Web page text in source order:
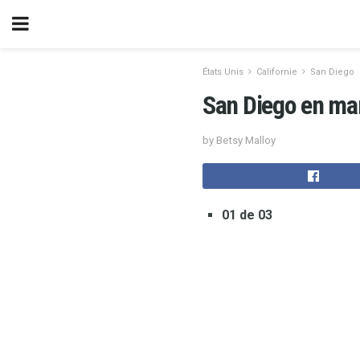
États Unis Californie San Diego
San Diego en
by Betsy Malloy
01 de 03